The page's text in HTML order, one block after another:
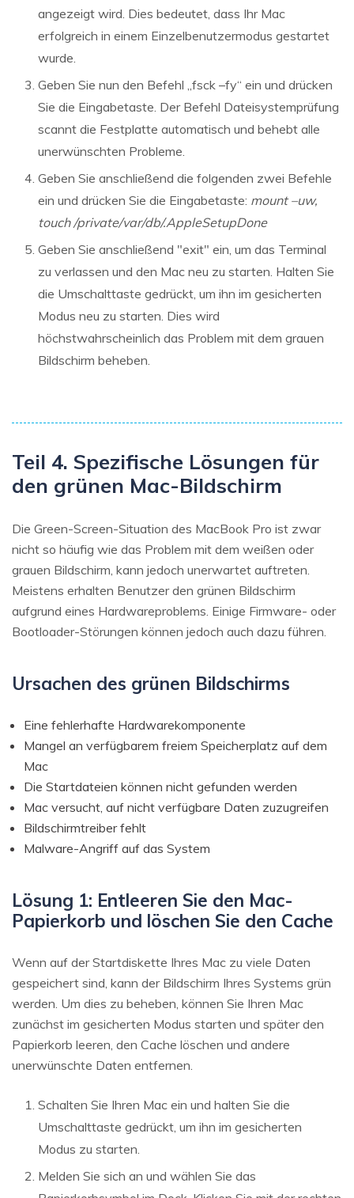
angezeigt wird. Dies bedeutet, dass Ihr Mac
erfolgreich in einem Einzelbenutzermodus gestartet
wurde.
Geben Sie nun den Befehl „fsck –fy“ ein und drücken
Sie die Eingabetaste. Der Befehl Dateisystemprüfung
scannt die Festplatte automatisch und behebt alle
unerwünschten Probleme.
Geben Sie anschließend die folgenden zwei Befehle
ein und drücken Sie die Eingabetaste: mount –uw,
touch /private/var/db/.AppleSetupDone
Geben Sie anschließend "exit" ein, um das Terminal
zu verlassen und den Mac neu zu starten. Halten Sie
die Umschalttaste gedrückt, um ihn im gesicherten
Modus neu zu starten. Dies wird
höchstwahrscheinlich das Problem mit dem grauen
Bildschirm beheben.
Teil 4. Spezifische Lösungen für
den grünen Mac-Bildschirm
Die Green-Screen-Situation des MacBook Pro ist zwar
nicht so häufig wie das Problem mit dem weißen oder
grauen Bildschirm, kann jedoch unerwartet auftreten.
Meistens erhalten Benutzer den grünen Bildschirm
aufgrund eines Hardwareproblems. Einige Firmware- oder
Bootloader-Störungen können jedoch auch dazu führen.
Ursachen des grünen Bildschirms
Eine fehlerhafte Hardwarekomponente
Mangel an verfügbarem freiem Speicherplatz auf dem
Mac
Die Startdateien können nicht gefunden werden
Mac versucht, auf nicht verfügbare Daten zuzugreifen
Bildschirmtreiber fehlt
Malware-Angriff auf das System
Lösung 1: Entleeren Sie den Mac-
Papierkorb und löschen Sie den Cache
Wenn auf der Startdiskette Ihres Mac zu viele Daten
gespeichert sind, kann der Bildschirm Ihres Systems grün
werden. Um dies zu beheben, können Sie Ihren Mac
zunächst im gesicherten Modus starten und später den
Papierkorb leeren, den Cache löschen und andere
unerwünschte Daten entfernen.
Schalten Sie Ihren Mac ein und halten Sie die
Umschalttaste gedrückt, um ihn im gesicherten
Modus zu starten.
Melden Sie sich an und wählen Sie das